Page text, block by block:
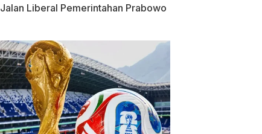
Jalan Liberal Pemerintahan Prabowo